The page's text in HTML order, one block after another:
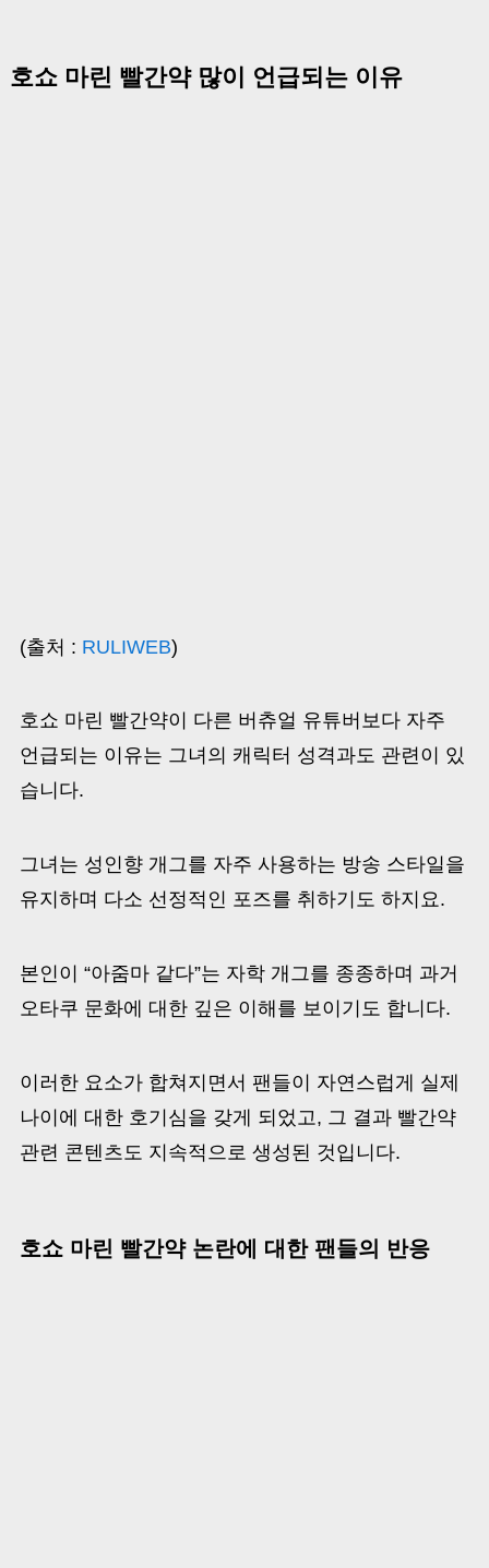
호쇼 마린 빨간약 많이 언급되는 이유
(출처 : RULIWEB)
호쇼 마린 빨간약이 다른 버츄얼 유튜버보다 자주
언급되는 이유는 그녀의 캐릭터 성격과도 관련이 있
습니다.
그녀는 성인향 개그를 자주 사용하는 방송 스타일을
유지하며 다소 선정적인 포즈를 취하기도 하지요.
본인이 “아줌마 같다”는 자학 개그를 종종하며 과거
오타쿠 문화에 대한 깊은 이해를 보이기도 합니다.
이러한 요소가 합쳐지면서 팬들이 자연스럽게 실제
나이에 대한 호기심을 갖게 되었고, 그 결과 빨간약
관련 콘텐츠도 지속적으로 생성된 것입니다.
호쇼 마린 빨간약 논란에 대한 팬들의 반응